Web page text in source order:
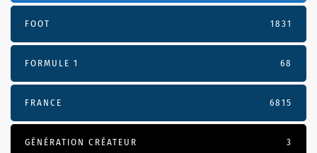
FOOT 1831
FORMULE 1 68
FRANCE 6815
GÉNÉRATION CRÉATEUR 3